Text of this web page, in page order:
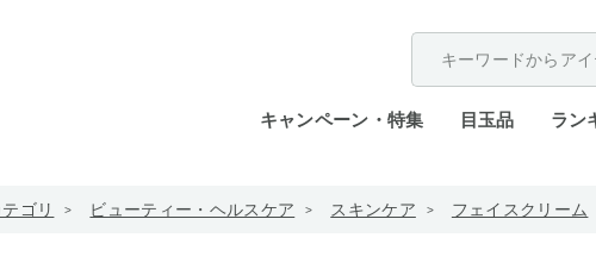
キャンペーン・特集 目玉品 ラン
ゴリ ビューティー・ヘルスケア スキンケア フェイスクリーム